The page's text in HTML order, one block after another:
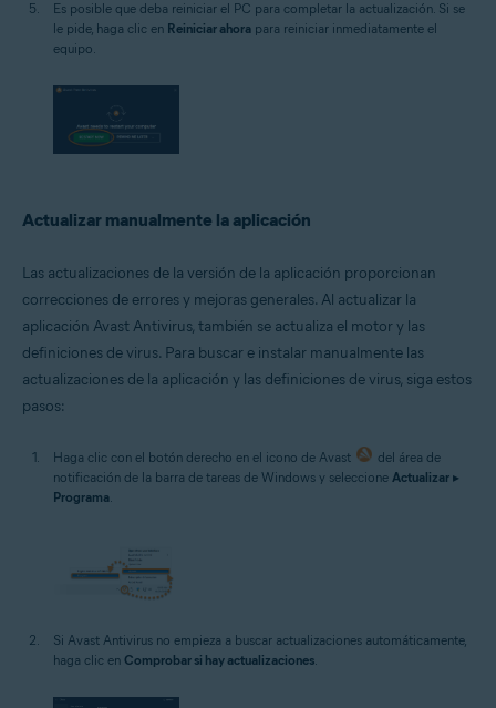
Es posible que deba reiniciar el PC para completar la actualización. Si se
le pide, haga clic en Reiniciar ahora para reiniciar inmediatamente el
equipo.
Actualizar manualmente la aplicación
Las actualizaciones de la versión de la aplicación proporcionan
correcciones de errores y mejoras generales. Al actualizar la
aplicación Avast Antivirus, también se actualiza el motor y las
definiciones de virus. Para buscar e instalar manualmente las
actualizaciones de la aplicación y las definiciones de virus, siga estos
pasos:
Haga clic con el botón derecho en el icono de Avast
del área de
notificación de la barra de tareas de Windows y seleccione Actualizar ▸
Programa
Si Avast Antivirus no empieza a buscar actualizaciones automáticamente,
haga clic en Comprobar si hay actualizaciones.